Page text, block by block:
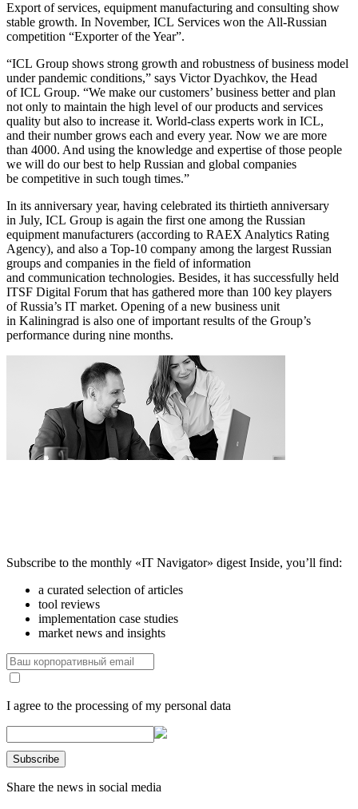
Export of services, equipment manufacturing and consulting show
stable growth. In November, ICL Services won the All-Russian
competition “Exporter of the Year”.
“ICL Group shows strong growth and robustness of business model
under pandemic conditions,” says Victor Dyachkov, the Head
of ICL Group. “We make our customers’ business better and plan
not only to maintain the high level of our products and services
quality but also to increase it. World-class experts work in ICL,
and their number grows each and every year. Now we are more
than 4000. And using the knowledge and expertise of those people
we will do our best to help Russian and global companies
be competitive in such tough times.”
In its anniversary year, having celebrated its thirtieth anniversary
in July, ICL Group is again the first one among the Russian
equipment manufacturers (according to RAEX Analytics Rating
Agency), and also a Top-10 company among the largest Russian
groups and companies in the field of information
and communication technologies. Besides, it has successfully held
ITSF Digital Forum that has gathered more than 100 key players
of Russia’s IT market. Opening of a new business unit
in Kaliningrad is also one of important results of the Group’s
performance during nine months.
Subscribe to the monthly «IT Navigator» digest Inside, you’ll find:
a curated selection of articles
tool reviews
implementation case studies
market news and insights
I agree to the processing of my personal data
Share the news in social media